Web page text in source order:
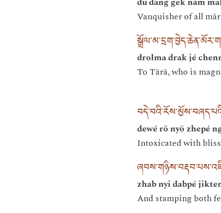
Vanquisher of all
drolma drak jé
To Tārā, who is
dewé rö nyö zhepé
Intoxicated with
zhab nyi dabpé
And stamping both